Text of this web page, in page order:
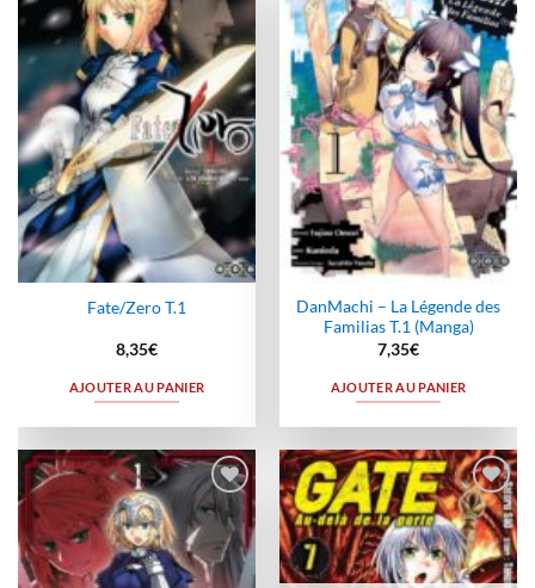
Ajouter
à la
wishlist
Fate/Zero T.1
8,35€
AJOUTER AU PANIER
Ajouter
à la
wishlist
DanMachi – La Légende des
Familias T.1 (Manga)
7,35€
AJOUTER AU PANIER
Ajouter
à la
wishlist
Ajouter
à la
wishlist